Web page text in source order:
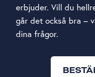
erbjuder. Vill du
går det också bra –
dina frågor.